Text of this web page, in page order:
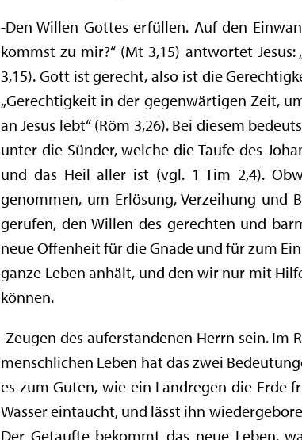
-Den Willen Gottes erfüllen. Auf den
kommst zu mir?“ (Mt 3,15) antwortet
3,15). Gott ist gerecht, also ist die
„Gerechtigkeit in der gegenwärtigen Zeit,
an Jesus lebt“ (Röm 3,26). Bei diesem
unter die Sünder, welche die Taufe des
und das Heil aller ist (vgl. 1 Tim 2,4).
genommen, um Erlösung, Verzeihung und
gerufen, den Willen des gerechten und
neue Offenheit für die Gnade und für zum
ganze Leben anhält, und den wir nur mit
können.
-Zeugen des auferstandenen Herrn sein. Im
menschlichen Leben hat das zwei
es zum Guten, wie ein Landregen die Erde
Wasser eintaucht, und lässt ihn
Der Getaufte bekommt das neue Leben,